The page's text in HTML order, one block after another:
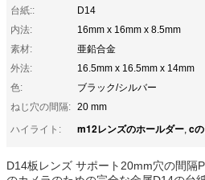
台紙::
D14
内法:
16mm x 16mm x 8.5mm
素材:
亜鉛合金
外法:
16.5mm x 16.5mm x 14mm
色:
ブラック/シルバー
ねじ穴の間隔: 20 mm
ハイライト:
m12レンズのホールダー, c
D14板レンズ サポート20mm穴の間隔